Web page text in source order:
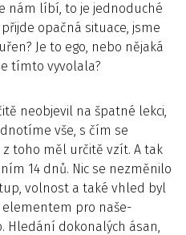
nám líbí, to je jednoduché
opačná situace, jsme
Je to ego, nebo nějaká
tímto vyvolala?
neobjevil na špatné lekci,
vše, s čím se
z toho měl určitě vzít. A tak
14 dnů. Nic se nezměnilo
volnost a také vhled byl
pro naše-
Hledání dokonalých ásan,